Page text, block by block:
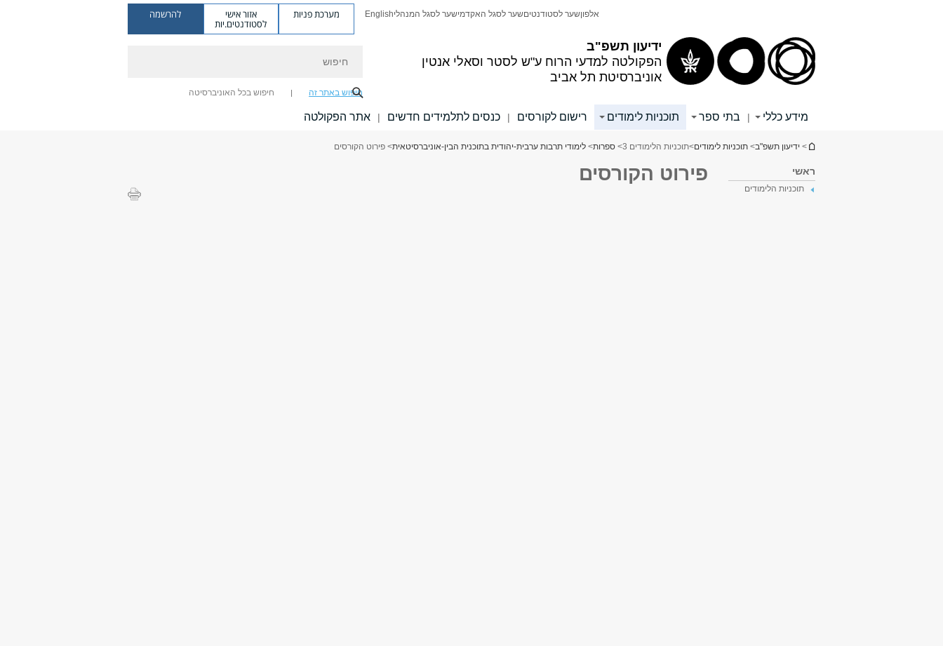
ידיעון תשפ"ב
הפקולטה למדעי הרוח ע"ש לסטר וסאלי אנטין
אוניברסיטת תל אביב
אלפוןשער לסטודנטיםשער לסגל האקדמישער לסגל המנהליEnglish מערכת פניות אזור אישי
לסטודנטים.יות
להרשמה
חיפוש באתר זה חיפוש בכל האוניברסיטה
מידע כללי | בתי ספר תוכניות לימודים רישום לקורסים | כנסים לתלמידים חדשים | אתר הפקולטה
הינך נמצא כאן
> ידיעון תשפ"ב> תוכניות לימודים>תוכניות הלימודים 3 > ספרות> לימודי תרבות ערבית-יהודית בתוכנית הבין-אוניברסיטאית> פירוט הקורסים
ראשי
תוכניות הלימודים
פירוט הקורסים